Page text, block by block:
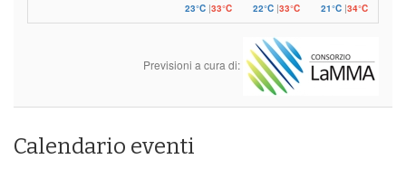
23°C|33°C 22°C|33°C 21°C |34°C
Previsioni a cura di:
Calendario eventi